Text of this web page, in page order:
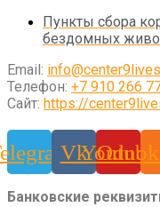
Пункты сбора
бездомных
Email:
Телефон: +7 910 266
Сайт: https://
VkYoutube
Банковские